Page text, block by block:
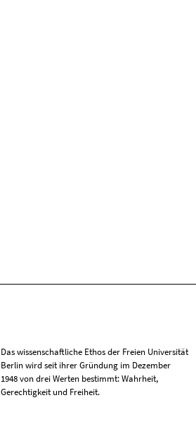
Das wissenschaftliche Ethos der Freien Universität
Berlin wird seit ihrer Gründung im Dezember
1948 von drei Werten bestimmt: Wahrheit,
Gerechtigkeit und Freiheit.